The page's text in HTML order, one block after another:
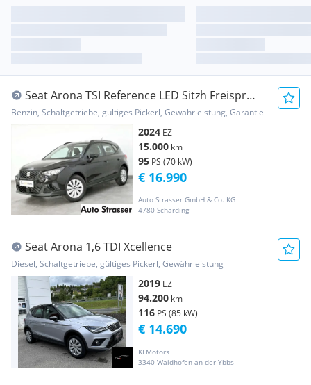
Seat Arona TSI Reference LED Sitzh Freispr
Notruf DA...
Benzin, Schaltgetriebe, gültiges Pickerl, Gewährleistung, Garantie
2024 EZ
15.000 km
95 PS (70 kW)
Auto Strasser GmbH & Co. KG
4780 Schärding
€ 16.990
Seat Arona 1,6 TDI Xcellence
Diesel, Schaltgetriebe, gültiges Pickerl, Gewährleistung
2019 EZ
94.200 km
116 PS (85 kW)
KFMotors
3340 Waidhofen an der Ybbs
€ 14.690